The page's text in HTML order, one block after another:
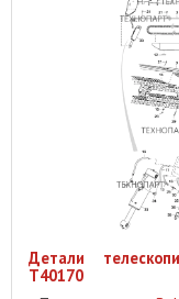
Детали
T40170